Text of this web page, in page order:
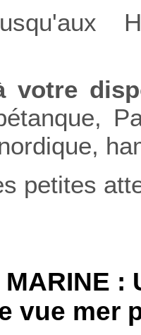
votre
petites
:
vue mer